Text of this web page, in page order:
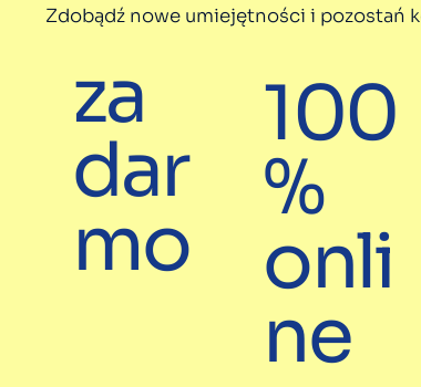
Zdobądź nowe umiejętności i pozostań
za
dar
mo
100
%
onli
ne